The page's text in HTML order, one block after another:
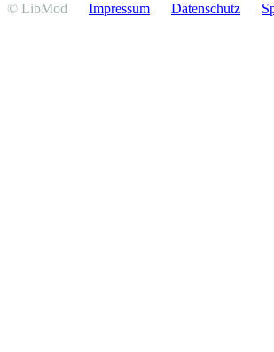
© LibMod Impressum Daten­schutz